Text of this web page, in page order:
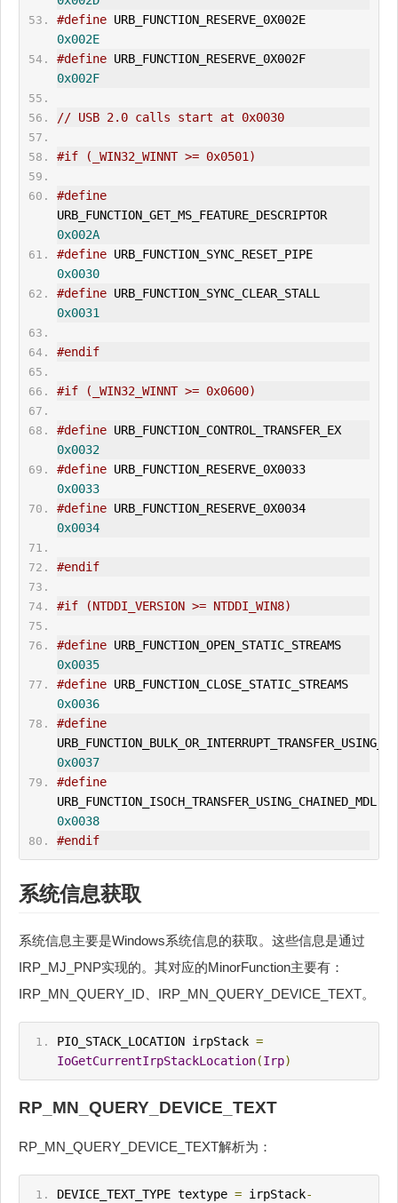
#define
0x002E
#define
0x002F
// USB 2.0 calls start at 0x0030
#if (_WIN32_WINNT >= 0x0501)
#define
URB_FUNCTION_GET_MS_FEATURE_DESCRIPTOR
0x002A
#define
0x0030
#define URB_FUNCTION_SYNC_CLEAR_ STALL
0x0031
#endif
#if (_WIN32_WINNT >= 0x0600)
#define
0x0032
#define
0x0033
#define
0x0034
#endif
#if (NTDDI_VERSION >= NTDDI_WIN8)
#define
0x0035
#define
0x0036
#define
URB_FUNCTION_BULK_OR_INTERR
0x0037
#define
0x0038
#endif
系统信息获取
系统信息主要是Windows系统信息的获取。这些信息是通过
IRP_MJ_PNP实现的。其对应的MinorFunction主要有：
IRP_MN_QUERY_ID、IRP_MN_QUERY_DEVICE_TEXT。
PIO_STACK_LOCATION irpStack =
IoGetCurrentIrpStackLocation(Irp)
RP_MN_QUERY_DEVICE_TEXT
RP_MN_QUERY_DEVICE_TEXT解析为：
DEVICE_TEXT_TYPE textype = irpStack-